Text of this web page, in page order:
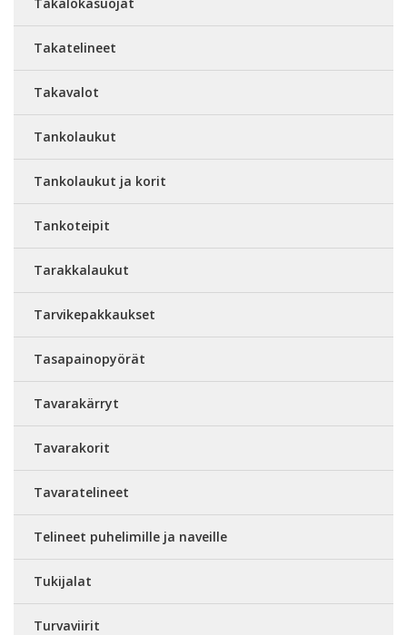
Takatelineet
Takavalot
Tankolaukut
Tankolaukut ja korit
Tankoteipit
Tarakkalaukut
Tarvikepakkaukset
Tasapainopyörät
Tavarakärryt
Tavarakorit
Tavaratelineet
Telineet puhelimille ja naveille
Tukijalat
Turvaviirit